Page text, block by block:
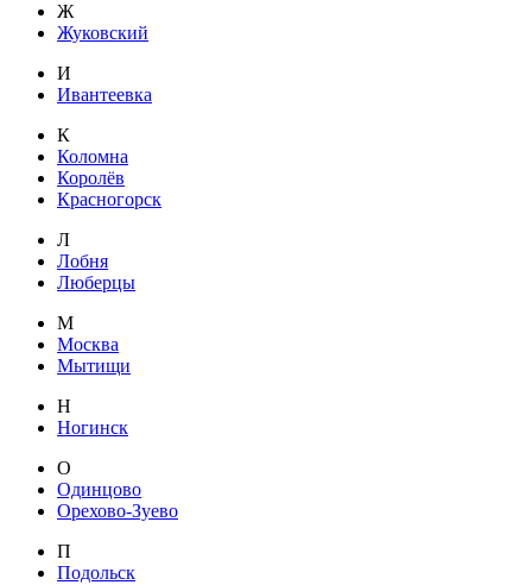
Ж
Жуковский
И
Ивантеевка
К
Коломна
Королёв
Красногорск
Л
Лобня
Люберцы
М
Москва
Мытищи
Н
Ногинск
О
Одинцово
Орехово-Зуево
П
Подольск